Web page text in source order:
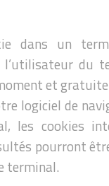
dans un
du
et
logiciel de
les cookies
pourront
terminal.